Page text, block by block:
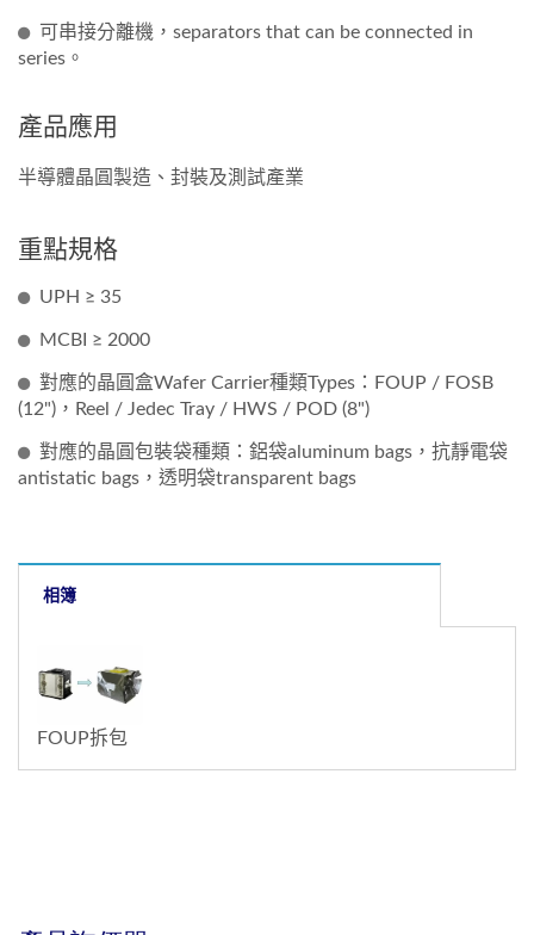
可串接分離機，separators that can be connected in
series。
產品應用
半導體晶圓製造、封裝及測試產業
重點規格
UPH ≥ 35
MCBI ≥ 2000
對應的晶圓盒Wafer Carrier種類Types：FOUP / FOSB
(12")，Reel / Jedec Tray / HWS / POD (8")
對應的晶圓包裝袋種類：鋁袋aluminum bags，抗靜電袋
antistatic bags，透明袋transparent bags
相簿
FOUP拆包